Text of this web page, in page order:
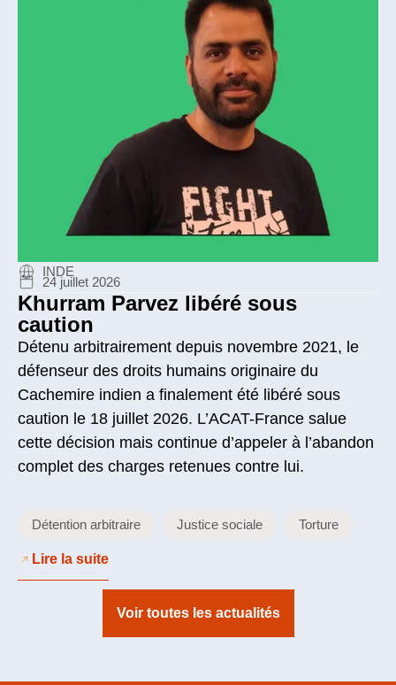
INDE
24 juillet 2026
Khurram Parvez libéré sous
caution
Détenu arbitrairement depuis novembre 2021, le
défenseur des droits humains originaire du
Cachemire indien a finalement été libéré sous
caution le 18 juillet 2026. L’ACAT-France salue
cette décision mais continue d’appeler à l’abandon
complet des charges retenues contre lui.
Détention arbitraire Justice sociale Torture
Lire la suite
Voir toutes les actualités